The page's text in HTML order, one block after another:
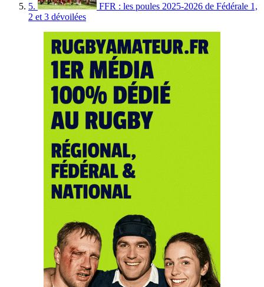
5.
FFR : les poules 2025-2026 de Fédérale 1,
2 et 3 dévoilées